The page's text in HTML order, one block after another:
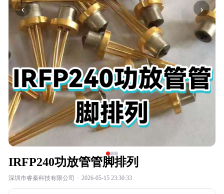
‹ ›
IRFP240功放管管脚排列
深圳市睿秦科技有限公司 · 2026-05-15 23:30:33